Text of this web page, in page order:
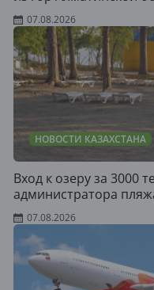
07.08.2026
НОВОСТИ КАЗАХСТАНА
Вход к озеру за 3000
администратора
07.08.2026